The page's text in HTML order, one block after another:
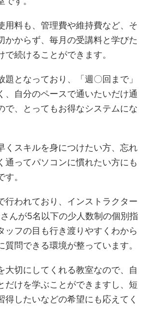
用料も、管理費や維持費など、そ
かからず、毎月の受講料と学びた
で続けることができます。
題となっており、「週〇回まで」
、自分のペースで通いたいだけ通
で、とってもお得なシステムにな
くスキルを身につけたい方、忘れ
通ってパソコンに慣れたい方にも
。
行われており、インストラクター
んが5名以下の少人数制の個別指
ッフの目も行き渡りやすくわから
質問できる環境が整っています。
大切にしてくれる教室なので、自
だけを学ぶことができますし、短
得したいなどの希望にも応えてく